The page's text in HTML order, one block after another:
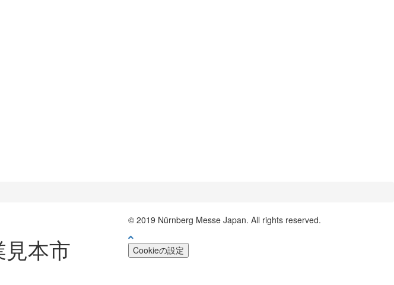
本市
© 2019 Nürnberg Messe Japan. All rights reserved.
Cookieの設定